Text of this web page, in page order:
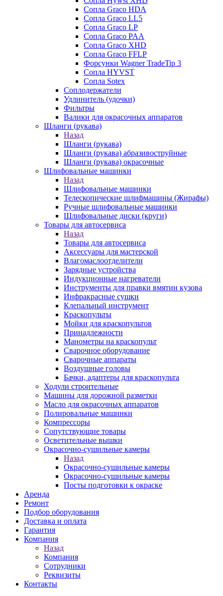
Сопла Graco HDA
Сопла Graco LL5
Сопла Graco LP
Сопла Graco PAA
Сопла Graco XHD
Сопла Graco FFLP
Форсунки Wagner TradeTip 3
Сопла HYVST
Сопла Sotex
Соплодержатели
Удлинитель (удочки)
Фильтры
Валики для окрасочных аппаратов
Шланги (рукава)
Назад
Шланги (рукава)
Шланги (рукава) абразивоструйные
Шланги (рукава) окрасочные
Шлифовальные машинки
Назад
Шлифовальные машинки
Телескопические шлифмашины (Жирафы)
Ручные шлифовальные машинки
Шлифовальные диски (круги)
Товары для автосервиса
Назад
Товары для автосервиса
Аксессуары для мастерской
Влагомаслоотделители
Зарядные устройства
Индукционные нагреватели
Инструменты для правки вмятин кузова
Инфракрасные сушки
Клепальный инструмент
Краскопульты
Мойки для краскопультов
Принадлежности
Манометры на краскопульт
Сварочное оборудование
Сварочные аппараты
Воздушные головы
Бачки, адаптеры для краскопульта
Ходули строительные
Машины для дорожной разметки
Масло для окрасочных аппаратов
Полировальные машинки
Компрессоры
Сопутствующие товары
Осветительные вышки
Окрасочно-сушильные камеры
Назад
Окрасочно-сушильные камеры
Окрасочно-сушильные камеры
Посты подготовки к окраске
Аренда
Ремонт
Подбор оборудования
Доставка и оплата
Гарантия
Компания
Назад
Компания
Сотрудники
Реквизиты
Контакты